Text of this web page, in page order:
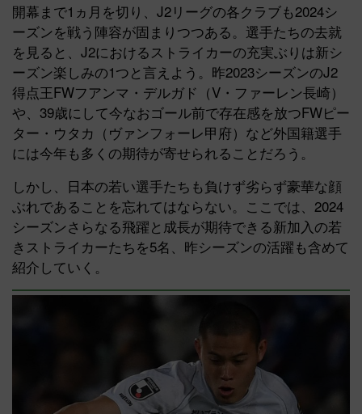
開幕まで1ヵ月を切り、J2リーグの各クラブも2024シ
ーズンを戦う陣容が固まりつつある。選手たちの去就
を見ると、J2におけるストライカーの充実ぶりは新シ
ーズン楽しみの1つと言えよう。昨2023シーズンのJ2
得点王FWフアンマ・デルガド（V・ファーレン長崎）
や、39歳にして今なおゴール前で存在感を放つFWピー
ター・ウタカ（ヴァンフォーレ甲府）など外国籍選手
には今年も多くの期待が寄せられることだろう。
しかし、日本の若い選手たちも負けず劣らず豪華な顔
ぶれであることを忘れてはならない。ここでは、2024
シーズンさらなる飛躍と成長が期待できる新加入の若
きストライカーたちを5名、昨シーズンの活躍も含めて
紹介していく。